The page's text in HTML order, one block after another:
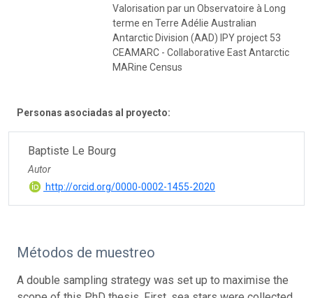
Valorisation par un Observatoire à Long
terme en Terre Adélie Australian
Antarctic Division (AAD) IPY project 53
CEAMARC - Collaborative East Antarctic
MARine Census
Personas asociadas al proyecto:
Baptiste Le Bourg
Autor
http://orcid.org/0000-0002-1455-2020
Métodos de muestreo
A double sampling strategy was set up to maximise the